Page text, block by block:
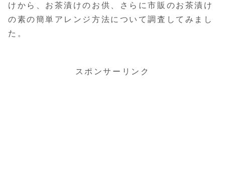
けから、お茶漬けのお供、さらに市販のお茶漬け
の素の簡単アレンジ方法について調査してみまし
た。
スポンサーリンク